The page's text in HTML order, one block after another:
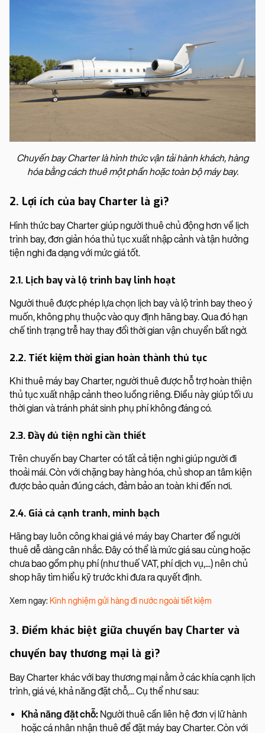
Chuyến bay Charter là hình thức vận tải hành khách, hàng
hóa bằng cách thuê một phần hoặc toàn bộ máy bay.
2. Lợi ích của bay Charter là gì?
Hình thức bay Charter giúp người thuê chủ động hơn về lịch
trình bay, đơn giản hóa thủ tục xuất nhập cảnh và tận hưởng
tiện nghi đa dạng với mức giá tốt.
2.1. Lịch bay và lộ trình bay linh hoạt
Người thuê được phép lựa chọn lịch bay và lộ trình bay theo ý
muốn, không phụ thuộc vào quy định hãng bay. Qua đó hạn
chế tình trạng trễ hay thay đổi thời gian vận chuyển bất ngờ.
2.2. Tiết kiệm thời gian hoàn thành thủ tục
Khi thuê máy bay Charter, người thuê được hỗ trợ hoàn thiện
thủ tục xuất nhập cảnh theo luồng riêng. Điều này giúp tối ưu
thời gian và tránh phát sinh phụ phí không đáng có.
2.3. Đầy đủ tiện nghi cần thiết
Trên chuyến bay Charter có tất cả tiện nghi giúp người đi
thoải mái. Còn với chặng bay hàng hóa, chủ shop an tâm kiện
được bảo quản đúng cách, đảm bảo an toàn khi đến nơi.
2.4. Giá cả cạnh tranh, minh bạch
Hãng bay luôn công khai giá vé máy bay Charter để người
thuê dễ dàng cân nhắc. Đây có thể là mức giá sau cùng hoặc
chưa bao gồm phụ phí (như thuế VAT, phí dịch vụ,...) nên chủ
shop hãy tìm hiểu kỹ trước khi đưa ra quyết định.
Xem ngay: Kinh nghiệm gửi hàng đi nước ngoài tiết kiệm
3. Điểm khác biệt giữa chuyến bay Charter và
chuyến bay thương mại là gì?
Bay Charter khác với bay thương mại nằm ở các khía cạnh lịch
trình, giá vé, khả năng đặt chỗ,... Cụ thể như sau:
Khả năng đặt chỗ: Người thuê cần liên hệ đơn vị lữ hành
hoặc cá nhân nhận thuê để đặt máy bay Charter. Còn với